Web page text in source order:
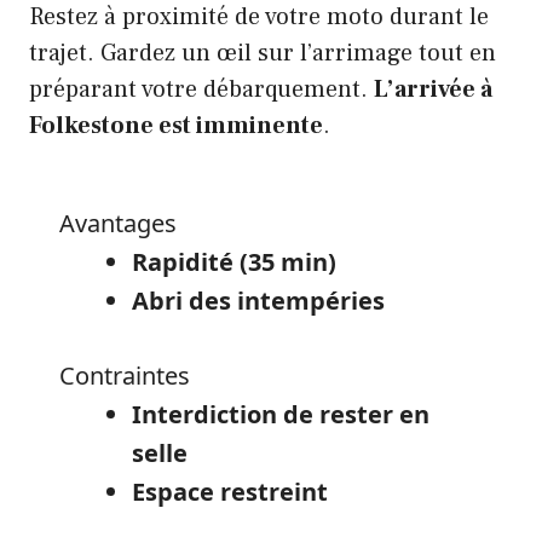
Restez à proximité de votre moto durant le
trajet. Gardez un œil sur l’arrimage tout en
préparant votre débarquement. L’arrivée à
Folkestone est imminente.
Avantages
Rapidité (35 min)
Abri des intempéries
Contraintes
Interdiction de rester en
selle
Espace restreint